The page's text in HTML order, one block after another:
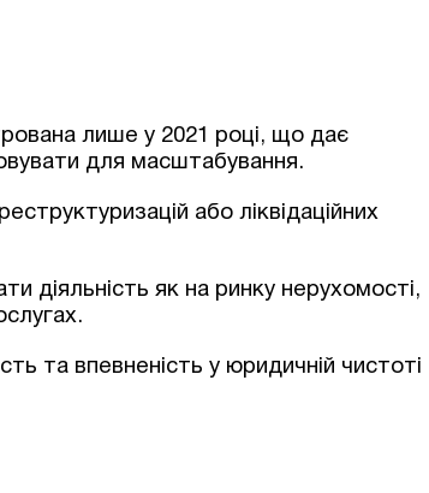
лише у 2021 році, що дає
для масштабування.
або ліквідаційних
діяльність як на ринку нерухомості,
та впевненість у юридичній чистоті
на обробку персональних даних